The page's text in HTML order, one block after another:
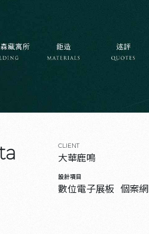
CLIENT
大華鹿鳴
設計項目
數位電子展板 個案網